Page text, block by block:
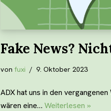
Fake News?
von fuxi 9. Oktober 2023
ADX hat uns in den
wären eine… Weiterlesen »